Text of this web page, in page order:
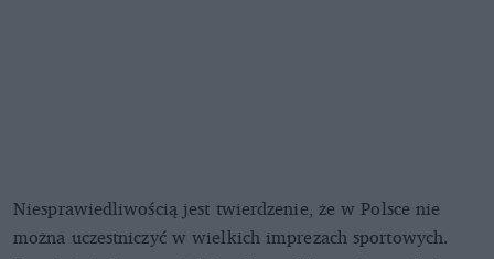
Niesprawiedliwością jest twierdzenie, że w Polsce nie
można uczestniczyć w wielkich imprezach sportowych.